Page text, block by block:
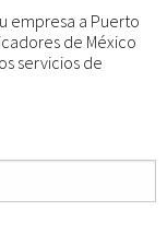
empresa a Puerto
de México
servicios de